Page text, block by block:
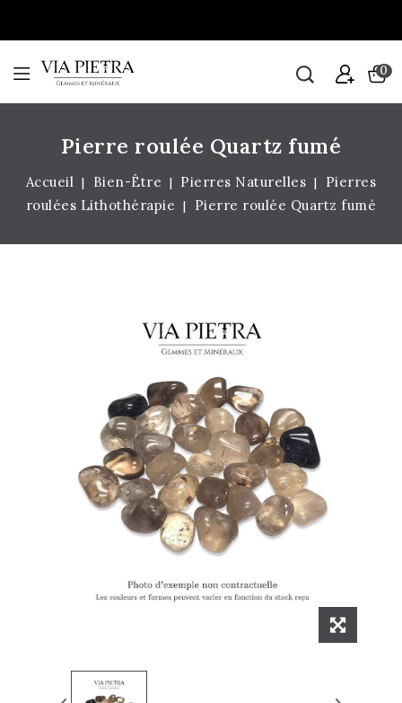
0
Pierre roulée Quartz fumé
Accueil Bien-Être Pierres Naturelles
Pierres
roulées Lithothérapie
Pierre roulée Quartz fumé